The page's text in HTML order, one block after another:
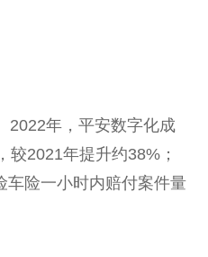
年， 平安数字化成
2021年提升约38%；
车险一小时内赔付案件量